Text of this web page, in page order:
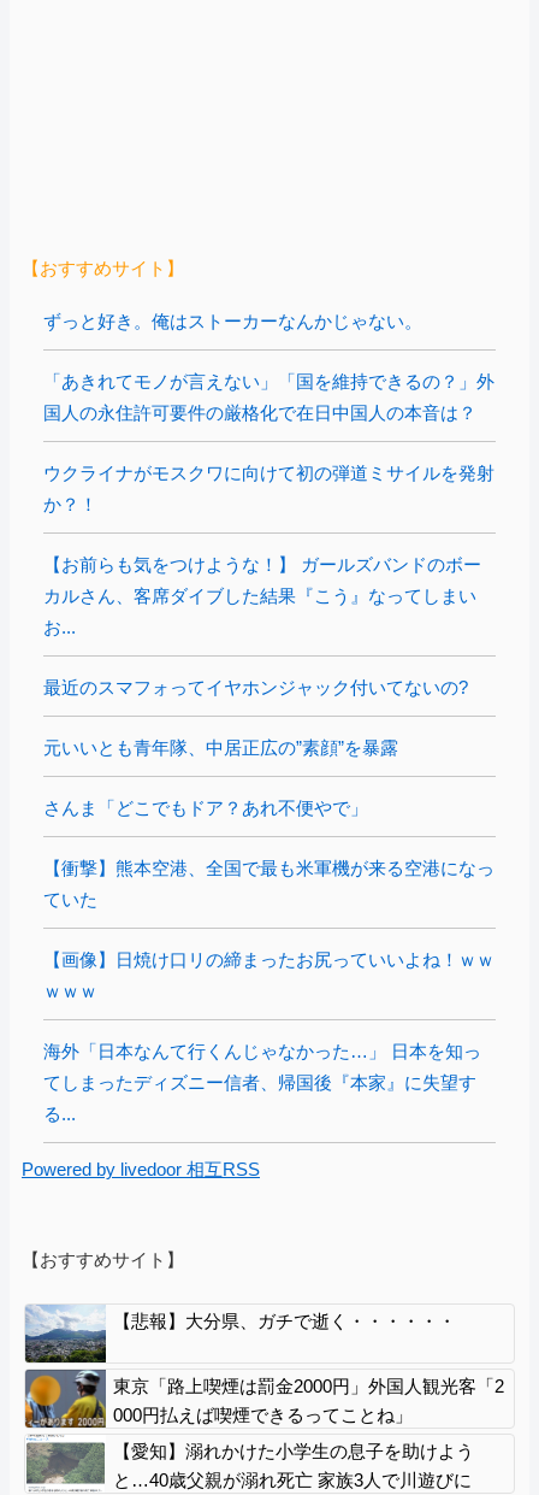
【おすすめサイト】
ずっと好き。俺はストーカーなんかじゃない。
「あきれてモノが言えない」「国を維持できるの？」外
国人の永住許可要件の厳格化で在日中国人の本音は？
ウクライナがモスクワに向けて初の弾道ミサイルを発射
か？！
【お前らも気をつけような！】 ガールズバンドのボー
カルさん、客席ダイブした結果『こう』なってしまい
お...
最近のスマフォってイヤホンジャック付いてないの?
元いいとも青年隊、中居正広の”素顔”を暴露
さんま「どこでもドア？あれ不便やで」
【衝撃】熊本空港、全国で最も米軍機が来る空港になっ
ていた
【画像】日焼け口リの締まったお尻っていいよね！ｗｗ
ｗｗｗ
海外「日本なんて行くんじゃなかった…」 日本を知っ
てしまったディズニー信者、帰国後『本家』に失望す
る...
Powered by livedoor 相互RSS
【おすすめサイト】
【悲報】大分県、ガチで逝く・・・・・・
東京「路上喫煙は罰金2000円」外国人観光客「2
000円払えば喫煙できるってことね」
【愛知】溺れかけた小学生の息子を助けよう
と…40歳父親が溺れ死亡 家族3人で川遊びに